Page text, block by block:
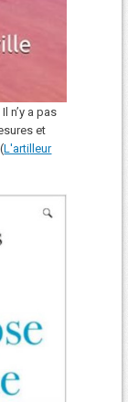
n’y a pas
et
L'artilleur